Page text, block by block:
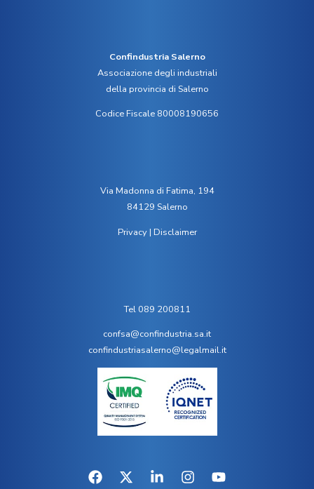
Confindustria Salerno
Associazione degli industriali
della provincia di Salerno
Codice Fiscale 80008190656
Via Madonna di Fatima, 194
84129 Salerno
Privacy| Disclaimer
Tel 089 200811
confsa@confindustria.sa.it
confindustriasalerno@legalmail.it